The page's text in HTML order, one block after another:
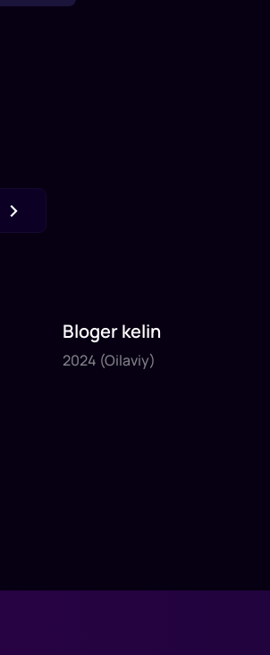
2024
1x35daq.
Bloger kelin
2024 (Oilaviy)